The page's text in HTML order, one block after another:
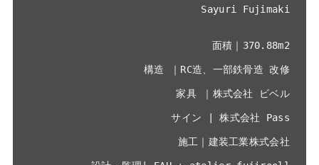
Sayuri Fujimaki
面積｜370.88m2
構造 ｜RC造、一部鉄骨造 改修
家具 ｜株式会社 ビベル
サイン | 株式会社 Pass
施工｜建装工業株式会社